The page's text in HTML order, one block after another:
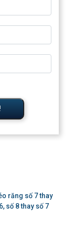
răng số 7 thay
số 8 thay số 7